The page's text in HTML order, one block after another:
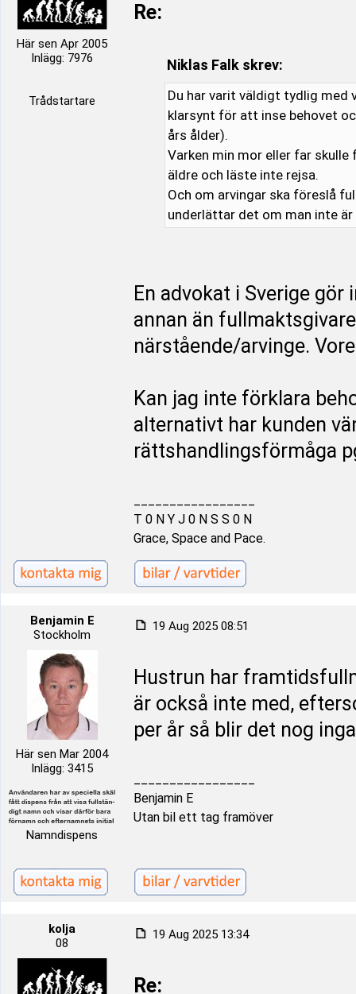
Här sen Apr 2005
Inlägg: 7976
Trådstartare
Re:
Niklas Falk skrev:
Du har varit väldigt tydlig med
klarsynt för att inse behovet
års ålder).
Varken min mor eller far
äldre och läste inte rejsa.
Och om arvingar ska föreslå
underlättar det om man inte är
En advokat i Sverige
annan än
närstående/arvinge.
Kan jag inte förklara
alternativt har kunden
rättshandlingsförmåga
T 0 N Y J 0 N S S 0 N
Grace, Space and Pace.
Benjamin E
Stockholm
Här sen Mar 2004
Inlägg: 3415
Namndispens
19 Aug 2025 08:51
Hustrun har
är också inte med,
per år så blir det nog
Benjamin E
Utan bil ett tag framöver
kolja
08
19 Aug 2025 13:34
Re: